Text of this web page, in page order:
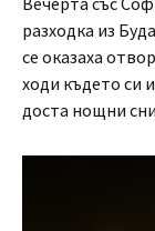
разходка из
се оказаха
ходи където си
доста нощни